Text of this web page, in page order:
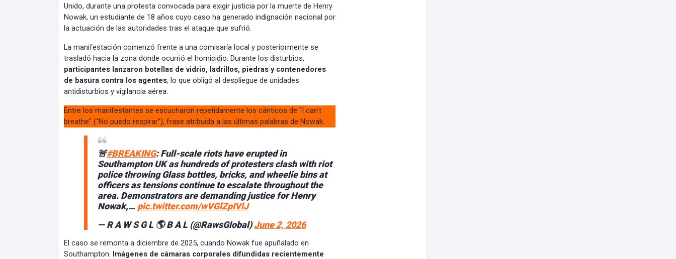
Unido, durante una protesta convocada para exigir justicia por la muerte de Henry
Nowak, un estudiante de 18 años cuyo caso ha generado indignación nacional por
la actuación de las autoridades tras el ataque que sufrió.
La manifestación comenzó frente a una comisaría local y posteriormente se
trasladó hacia la zona donde ocurrió el homicidio. Durante los disturbios,
participantes lanzaron botellas de vidrio, ladrillos, piedras y contenedores
de basura contra los agentes, lo que obligó al despliegue de unidades
antidisturbios y vigilancia aérea.
Entre los manifestantes se escucharon repetidamente los cánticos de “I can’t
breathe” (“No puedo respirar”), frase atribuida a las últimas palabras de Nowak.
🚨#BREAKING: Full-scale riots have erupted in
Southampton UK as hundreds of protesters clash with riot
police throwing Glass bottles, bricks, and wheelie bins at
officers as tensions continue to escalate throughout the
area. Demonstrators are demanding justice for Henry
Nowak,… pic.twitter.com/wVGlZpIVlJ
— R A W S G L 🌎 B A L (@RawsGlobal)June 2, 2026
El caso se remonta a diciembre de 2025, cuando Nowak fue apuñalado en
Southampton. Imágenes de cámaras corporales difundidas recientemente